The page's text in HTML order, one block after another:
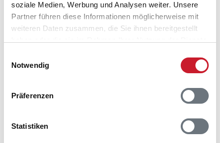
soziale Medien, Werbung und Analysen weiter. Unsere
Partner führen diese Informationen möglicherweise mit
weiteren Daten zusammen, die Sie ihnen bereitgestellt
Notwendig
Präferenzen
Statistiken
Die Inselbewohner von Samsø decken Ihren
Energiebedarf über 11 Windkraftanlagen. Die Heizung
erfolgt weitgehend über Fernwärme. Der produzierte
Ökostrom kann sogar Teile der Energieversorgung des